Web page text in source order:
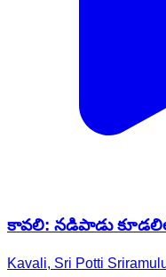
కావలి: నడిపాడు
Kavali, Sri Potti